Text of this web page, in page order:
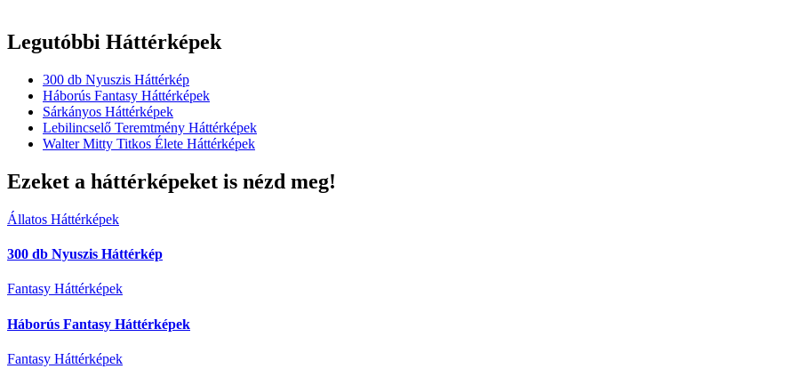
Legutóbbi Háttérképek
300 db Nyuszis Háttérkép
Háborús Fantasy Háttérképek
Sárkányos Háttérképek
Lebilincselő Teremtmény Háttérképek
Walter Mitty Titkos Élete Háttérképek
Ezeket a háttérképeket is nézd meg!
Állatos Háttérképek
300 db Nyuszis Háttérkép
Fantasy Háttérképek
Háborús Fantasy Háttérképek
Fantasy Háttérképek